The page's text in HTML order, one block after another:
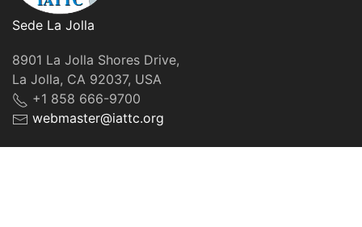
Sede La Jolla
8901 La Jolla Shores Drive,
La Jolla, CA 92037, USA
+1 858 666-9700
webmaster@iattc.org